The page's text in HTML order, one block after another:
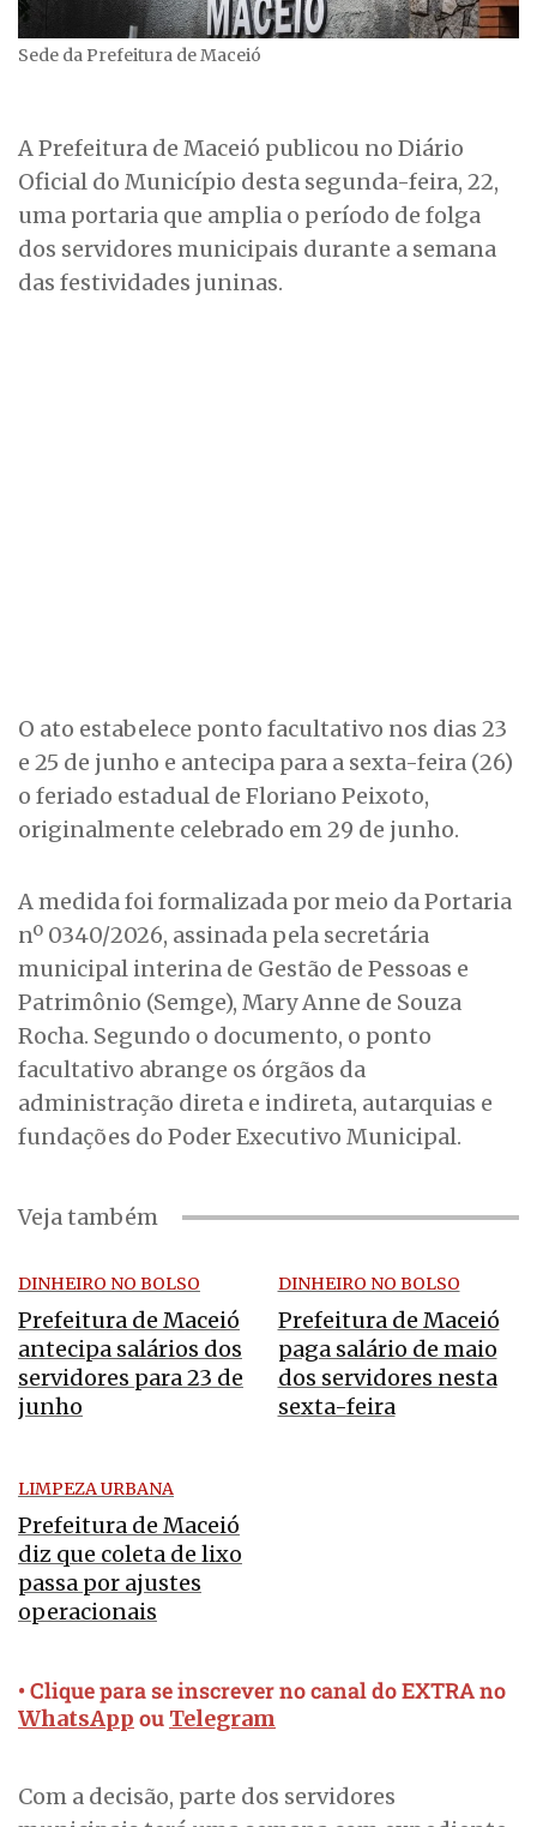
Sede da Prefeitura de Maceió
A Prefeitura de Maceió publicou no Diário
Oficial do Município desta segunda-feira, 22,
uma portaria que amplia o período de folga
dos servidores municipais durante a semana
das festividades juninas.
O ato estabelece ponto facultativo nos dias 23
e 25 de junho e antecipa para a sexta-feira (26)
o feriado estadual de Floriano Peixoto,
originalmente celebrado em 29 de junho.
A medida foi formalizada por meio da Portaria
nº 0340/2026, assinada pela secretária
municipal interina de Gestão de Pessoas e
Patrimônio (Semge), Mary Anne de Souza
Rocha. Segundo o documento, o ponto
facultativo abrange os órgãos da
administração direta e indireta, autarquias e
fundações do Poder Executivo Municipal.
Veja também
DINHEIRO NO BOLSO
Prefeitura de Maceió
antecipa salários dos
servidores para 23 de
junho
DINHEIRO NO BOLSO
Prefeitura de Maceió
paga salário de maio
dos servidores nesta
sexta-feira
LIMPEZA URBANA
Prefeitura de Maceió
diz que coleta de lixo
passa por ajustes
operacionais
• Clique para se inscrever no canal do EXTRA no
WhatsApp ou Telegram
Com a decisão, parte dos servidores